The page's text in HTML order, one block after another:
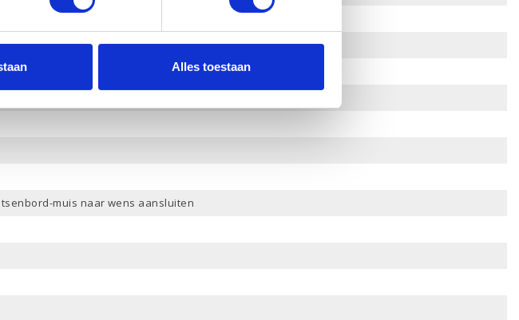
Alles toestaan
muis naar wens aansluiten